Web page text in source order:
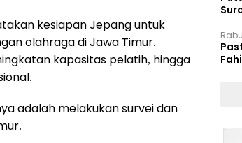
kesiapan Jepang untuk
olahraga di Jawa Timur.
kapasitas pelatih, hingga
adalah melakukan survei dan